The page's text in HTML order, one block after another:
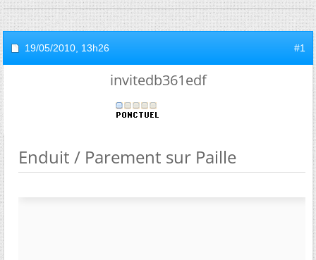
19/05/2010, 13h26 #1
invitedb361edf
Enduit / Parement sur Paille